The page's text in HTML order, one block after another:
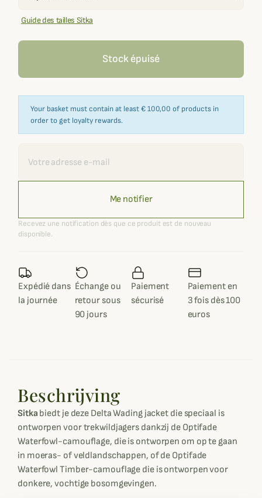
Guide des tailles Sitka
Stock épuisé
Your basket must contain at least € 100,00 of products in
order to get loyalty rewards.
Me notifier
Recevez une notification dès que ce produit est de nouveau
disponible.
Expédié dans
la journée
Échange ou
retour sous
90 jours
Paiement
sécurisé
Paiement en
3 fois dès 100
euros
Beschrijving
Sitka biedt je deze Delta Wading jacket die speciaal is
ontworpen voor trekwildjagers dankzij de Optifade
Waterfowl-camouflage, die is ontworpen om op te gaan
in moeras- of veldlandschappen, of de Optifade
Waterfowl Timber-camouflage die is ontworpen voor
donkere, vochtige bosomgevingen.